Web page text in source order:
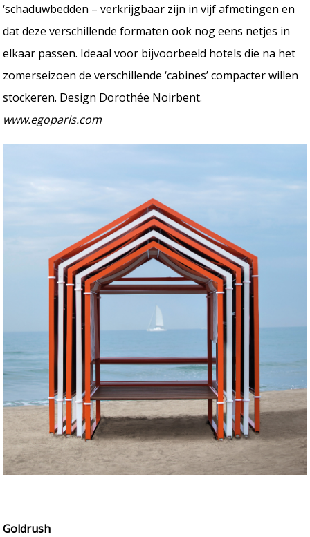
‘schaduwbedden – verkrijgbaar zijn in vijf afmetingen en
dat deze verschillende formaten ook nog eens netjes in
elkaar passen. Ideaal voor bijvoorbeeld hotels die na het
zomerseizoen de verschillende ‘cabines’ compacter willen
stockeren. Design Dorothée Noirbent.
www.egoparis.com
Goldrush